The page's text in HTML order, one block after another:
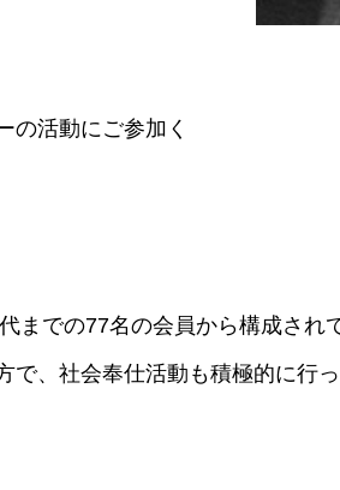
の活動にご参加く
までの77名の会員から構成され
、社会奉仕活動も積極的に行